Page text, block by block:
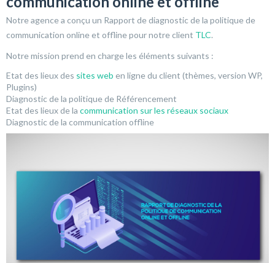
Notre agence a conçu un Rapport de diagnostic de la politique de
communication online et offline pour notre client TLC.
Notre mission prend en charge les éléments suivants :
Etat des lieux des sites web en ligne du client (thèmes, version WP,
Plugins)
Diagnostic de la politique de Référencement
Etat des lieux de la communication sur les réseaux sociaux
Diagnostic de la communication offline